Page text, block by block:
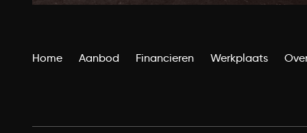
Home Aanbod Financieren Werkplaats